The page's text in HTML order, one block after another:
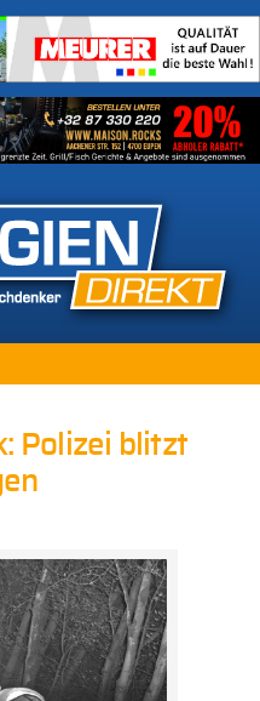
Polizei blitzt